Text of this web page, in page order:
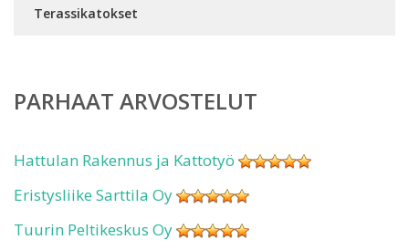
Terassikatokset
PARHAAT ARVOSTELUT
Hattulan Rakennus ja Kattotyö
Eristysliike Sarttila Oy
Tuurin Peltikeskus Oy